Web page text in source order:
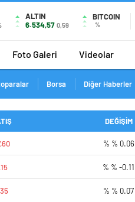
ALTIN
6.534,57 0,59
BITCOIN
%
Foto Galeri Videolar
Borsa Diğer Haberler
DEĞİŞİM
% % 0.06
% % -0.11
% % 0.07